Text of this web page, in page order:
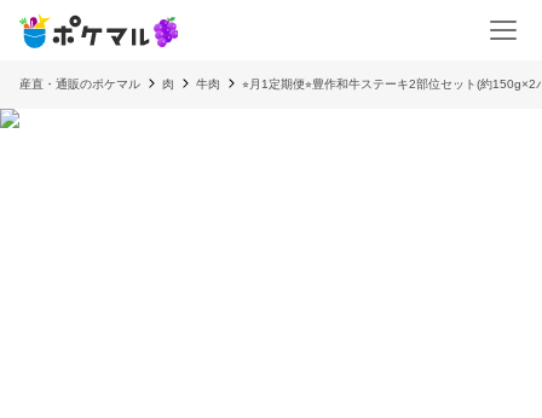
産直・通販のポケマル 肉 牛肉 ⭐︎月1定期便⭐︎豊作和牛ステーキ2部位セット(約150g×2